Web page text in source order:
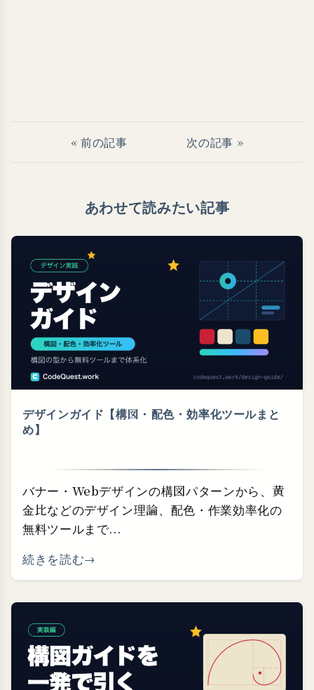
« 前の記事 次の記事 »
あわせて読みたい記事
デザインガイド【構図・⁠配色・⁠効率化ツールまと
め】
バナー・Webデザインの構図パターンから、黄
金比などのデザイン理論、配色・作業効率化の
無料ツールまで...
続きを読む